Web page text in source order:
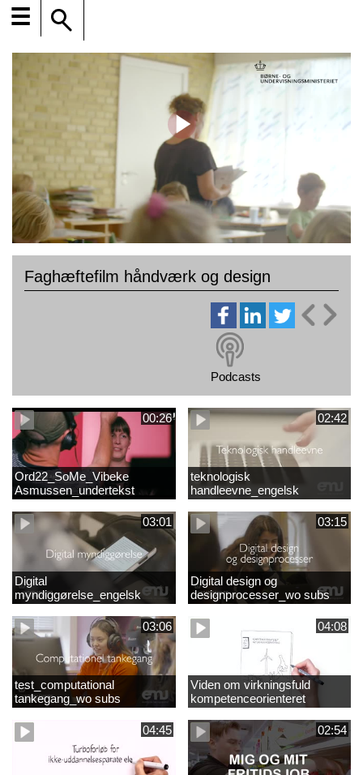
☰
Faghæftefilm håndværk og design
Podcasts
00:26
Ord22_SoMe_Vibeke
Asmussen_undertekst
02:42
teknologisk
handleevne_engelsk
03:01
Digital
myndiggørelse_engelsk
03:15
Digital design og
designprocesser_wo subs
03:06
test_computational
tankegang_wo subs
04:08
Viden om virkningsfuld
kompetenceorienteret
naturfagsundervisning
04:45
02:54